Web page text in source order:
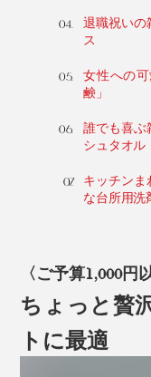
退職祝いの
ス
女性への
鹸」
誰でも喜ぶ
シュタオル
キッチンま
な台所用洗
〈ご予算1,000円
ちょっと贅
トに最適